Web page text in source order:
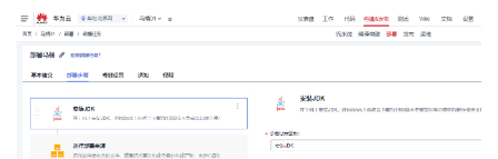
程
认
证
的
实
验
我
的
收
支
持
声
建
议